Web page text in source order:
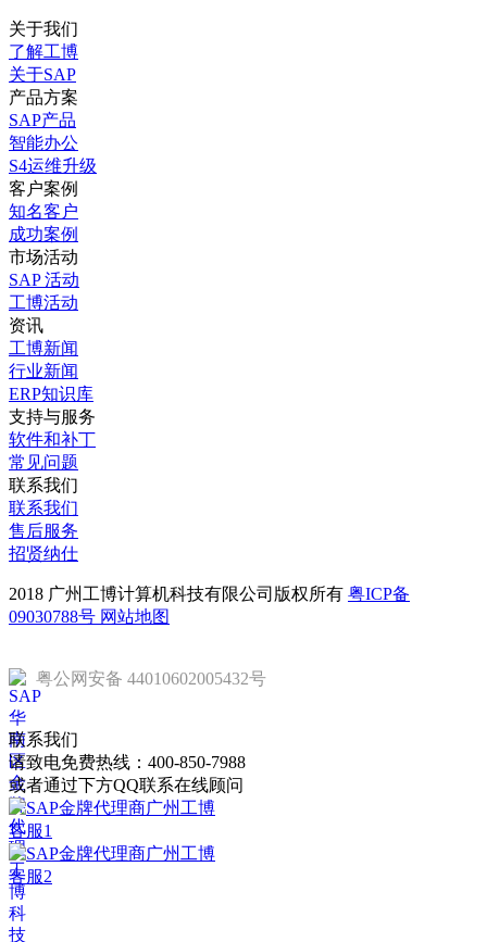
关于我们
了解工博
关于SAP
产品方案
SAP产品
智能办公
S4运维升级
客户案例
知名客户
成功案例
市场活动
SAP 活动
工博活动
资讯
工博新闻
行业新闻
ERP知识库
支持与服务
软件和补丁
常见问题
联系我们
联系我们
售后服务
招贤纳仕
2018 广州工博计算机科技有限公司版权所有 粤ICP备
09030788号 网站地图
粤公网安备 44010602005432号
联系我们
请致电免费热线： 400-850-7988
或者通过下方QQ联系在线顾问
客服1
客服2